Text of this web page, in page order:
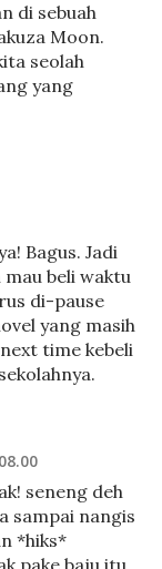
di sebuah
Moon.
seolah
yang
Bagus. Jadi
beli waktu
di-pause
yang masih
time kebeli
seneng deh
sampai nangis
*hiks*